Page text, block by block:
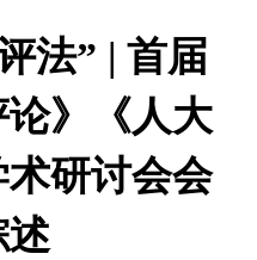
法” | 首届
论》《人大
研讨会会
述